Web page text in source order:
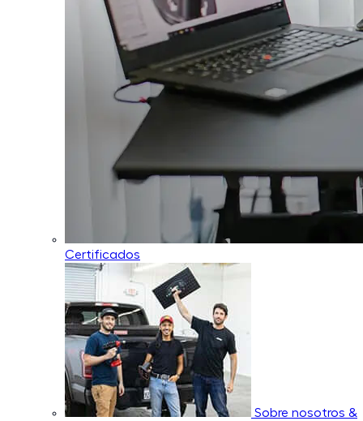
Certificados
Sobre nosotros &